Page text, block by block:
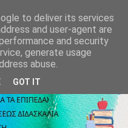
to deliver its services
and user-agent are
and security
generate usage
abuse.
GOT IT